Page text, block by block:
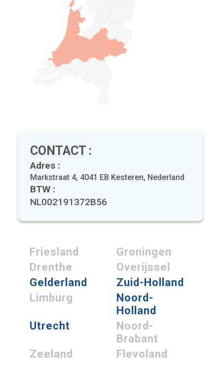
CONTACT :
Adres :
Markstraat 4, 4041 EB Kesteren, Nederland
BTW :
NL002191372B56
Friesland
Groningen
Drenthe
Overijssel
Gelderland
Zuid-Holland
Limburg
Noord-
Holland
Utrecht
Noord-
Brabant
Zeeland
Flevoland